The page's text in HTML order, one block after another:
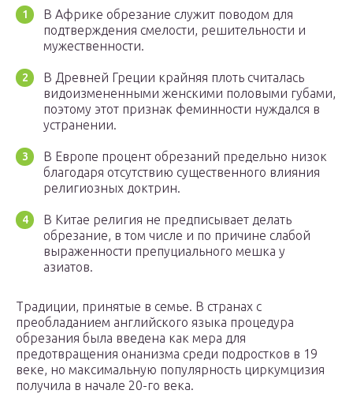
В Африке обрезание служит поводом для
подтверждения смелости, решительности и
мужественности.
В Древней Греции крайняя плоть считалась
видоизмененными женскими половыми губами,
поэтому этот признак феминности нуждался в
устранении.
В Европе процент обрезаний предельно низок
благодаря отсутствию существенного влияния
религиозных доктрин.
В Китае религия не предписывает делать
обрезание, в том числе и по причине слабой
выраженности препуциального мешка у
азиатов.
Традиции, принятые в семье. В странах с
преобладанием английского языка процедура
обрезания была введена как мера для
предотвращения онанизма среди подростков в 19
веке, но максимальную популярность циркумцизия
получила в начале 20-го века.